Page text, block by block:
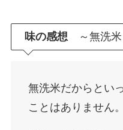
味の感想 ～無洗米
無洗米だからとい
ことはありません。